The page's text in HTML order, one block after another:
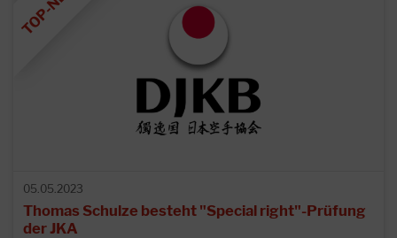
05.05.2023
Thomas Schulze besteht "Special right"-Prüfung
der JKA